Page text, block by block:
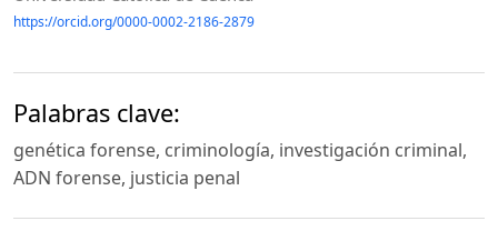
https://orcid.org/0000-0002-2186-2879
Palabras clave:
genética forense, criminología, investigación criminal,
ADN forense, justicia penal